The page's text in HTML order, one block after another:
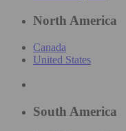
North America
Canada
United States
South America